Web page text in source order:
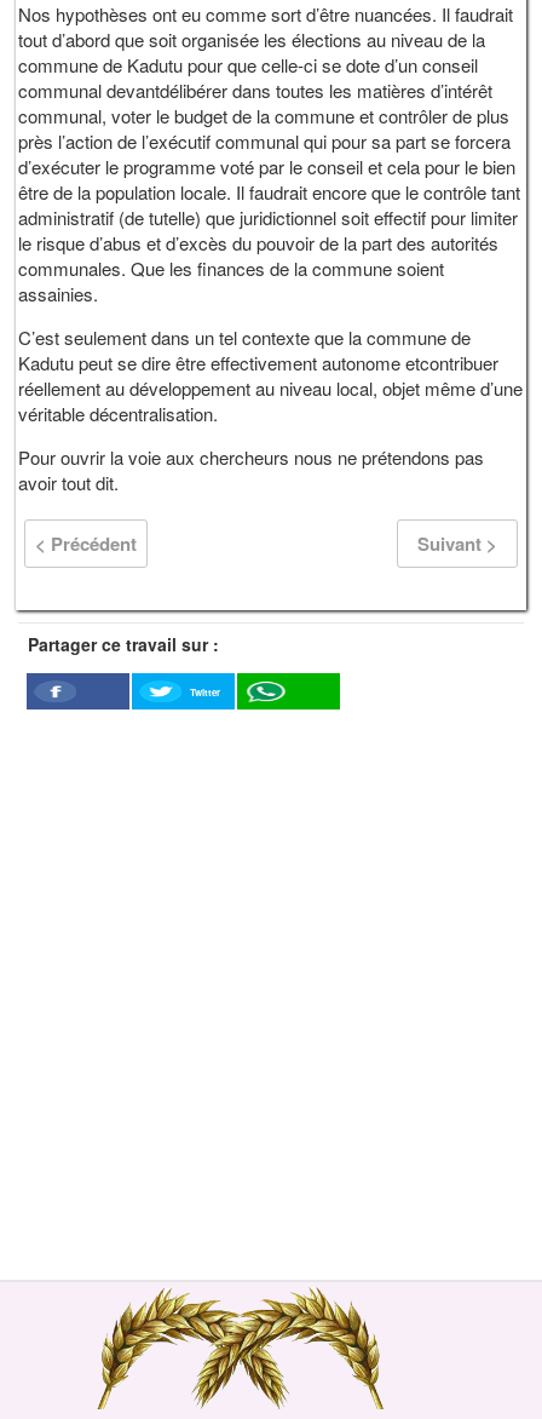
Nos hypothèses ont eu comme sort d’être nuancées. Il faudrait
tout d’abord que soit organisée les élections au niveau de la
commune de Kadutu pour que celle-ci se dote d’un conseil
communal devantdélibérer dans toutes les matières d’intérêt
communal, voter le budget de la commune et contrôler de plus
près l’action de l’exécutif communal qui pour sa part se forcera
d’exécuter le programme voté par le conseil et cela pour le bien
être de la population locale. Il faudrait encore que le contrôle tant
administratif (de tutelle) que juridictionnel soit effectif pour limiter
le risque d’abus et d’excès du pouvoir de la part des autorités
communales. Que les finances de la commune soient
assainies.
C’est seulement dans un tel contexte que la commune de
Kadutu peut se dire être effectivement autonome etcontribuer
réellement au développement au niveau local, objet même d’une
véritable décentralisation.
Pour ouvrir la voie aux chercheurs nous ne prétendons pas
avoir tout dit.
< Précédent Suivant >
Partager ce travail sur :
Facebook
Twitter